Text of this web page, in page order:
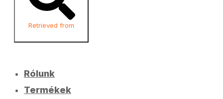
Retrieved from
Rólunk
Termékek